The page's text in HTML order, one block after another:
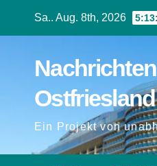
Sa.. Aug. 8th, 2026
Ein Projekt von